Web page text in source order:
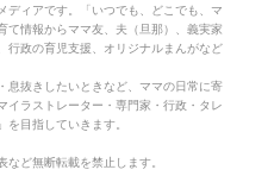
ディアです。「いつでも、どこでも、マ
て情報からママ友、夫（旦那）、義実家
行政の育児支援、オリジナルまんがなど
息抜きしたいときなど、ママの日常に寄
イラストレーター・専門家・行政・タレ
を目指していきます。
ど無断転載を禁止します。